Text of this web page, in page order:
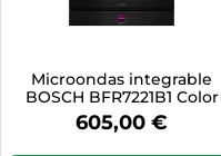
Microondas integrable
BOSCH BFR7221B1 Color
Negro
605,00 €